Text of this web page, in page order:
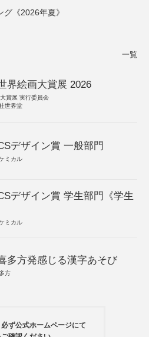
《2026年夏》
一覧
界絵画大賞展 2026
賞展 実行委員会
世界堂
デザイン賞 一般部門
ミカル
デザイン賞 学生部門《学生
ミカル
多方発感じる漢字あそび
方
ず公式ホームページにて